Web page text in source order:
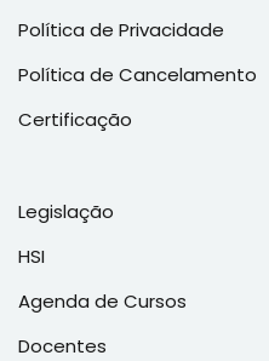
Política de Privacidade
Política de Cancelamento
Certificação
Legislação
HSI
Agenda de Cursos
Docentes